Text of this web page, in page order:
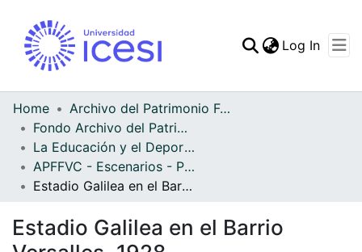
Log In
Home
Archivo del Patrimonio Fotográfico y Fílmico del Valle del Cauca
Fondo Archivo del Patrimonio Fotográfico y Fílmico del Valle del Cauca
La Educación y el Deporte
APFFVC - Escenarios - Patrimonial
Estadio Galilea en el Barrio Versalles, 1928
Estadio Galilea en el Barrio